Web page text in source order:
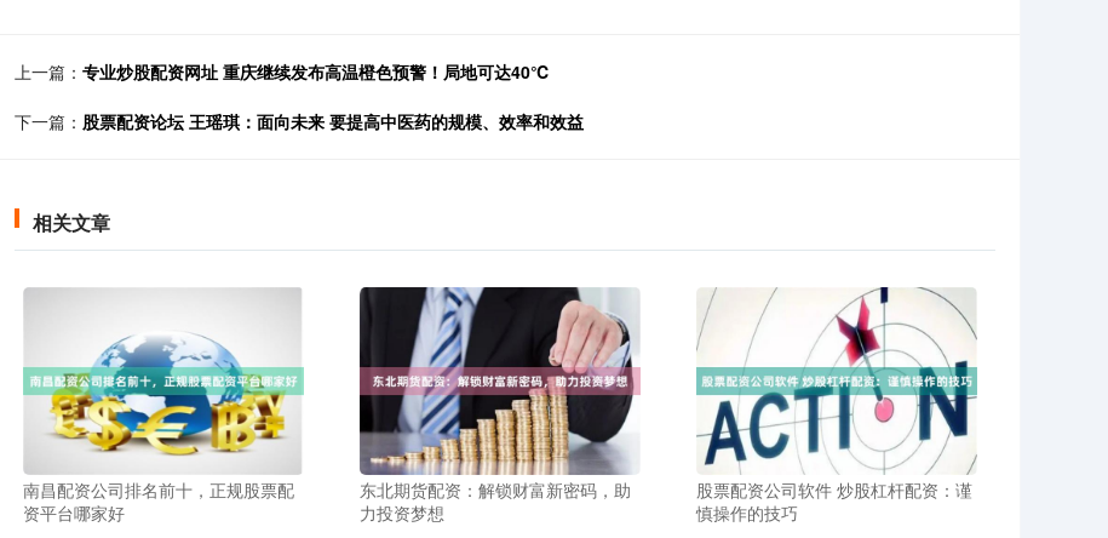
上一篇： 专业炒股配资网址 重庆继续发布高温橙色预警！局地可达40℃
下一篇： 股票配资论坛 王瑶琪：面向未来 要提高中医药的规模、效率和效益
相关文章
南昌配资公司排名前十，正规股票配
资平台哪家好
东北期货配资：解锁财富新密码，助
力投资梦想
股票配资公司软件 炒股杠杆配资：谨
慎操作的技巧